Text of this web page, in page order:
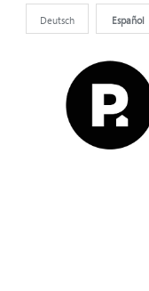
Deutsch Español